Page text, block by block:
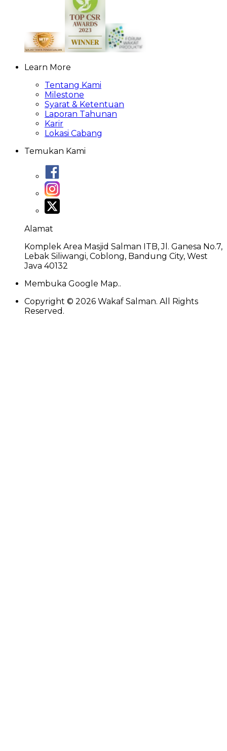
Learn More
Tentang Kami
Milestone
Syarat & Ketentuan
Laporan Tahunan
Karir
Lokasi Cabang
Temukan Kami
Alamat
Komplek Area Masjid Salman ITB, Jl. Ganesa No.7,
Lebak Siliwangi, Coblong, Bandung City, West
Java 40132
Membuka Google Map..
Copyright © 2026 Wakaf Salman. All Rights
Reserved.